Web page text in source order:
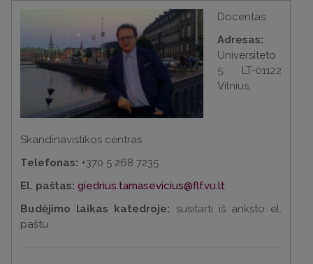
Docentas
Adresas:
Universiteto
5, LT-01122
Vilnius,
Skandinavistikos centras
Telefonas: +370 5 268 7235
El. paštas: giedrius.tamasevicius@flf.vu.lt
Budėjimo laikas katedroje: susitarti iš anksto el.
paštu